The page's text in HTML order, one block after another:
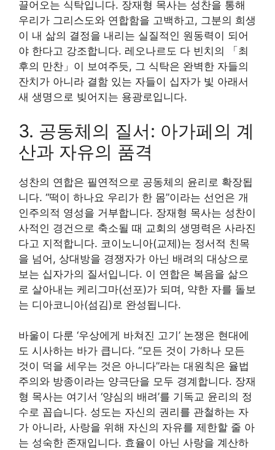
끌어오는 식탁입니다. 장재형 목사는 성찬을 통해
우리가 그리스도와 연합함을 고백하고, 그분의 희생
이 내 삶의 결정을 내리는 실질적인 원동력이 되어
야 한다고 강조합니다. 레오나르도 다 빈치의 「최
후의 만찬」이 보여주듯, 그 식탁은 완벽한 자들의
잔치가 아니라 결함 있는 자들이 십자가 빛 아래서
새 생명으로 빚어지는 용광로입니다.
3. 공동체의 질서: 아가페의 계
산과 자유의 품격
성찬의 연합은 필연적으로 공동체의 윤리로 확장됩
니다. “떡이 하나요 우리가 한 몸”이라는 선언은 개
인주의적 영성을 거부합니다. 장재형 목사는 성찬이
사적인 경건으로 축소될 때 교회의 생명력은 사라진
다고 지적합니다. 코이노니아(교제)는 정서적 친목
을 넘어, 상대방을 경쟁자가 아닌 배려의 대상으로
보는 십자가의 질서입니다. 이 연합은 복음을 삶으
로 살아내는 케리그마(선포)가 되며, 약한 자를 돌보
는 디아코니아(섬김)로 완성됩니다.
바울이 다룬 ‘우상에게 바쳐진 고기’ 논쟁은 현대에
도 시사하는 바가 큽니다. “모든 것이 가하나 모든
것이 덕을 세우는 것은 아니다”라는 대원칙은 율법
주의와 방종이라는 양극단을 모두 경계합니다. 장재
형 목사는 여기서 ‘양심의 배려’를 기독교 윤리의 정
수로 꼽습니다. 성도는 자신의 권리를 관철하는 자
가 아니라, 사랑을 위해 자신의 자유를 제한할 줄 아
는 성숙한 존재입니다. 효율이 아닌 사랑을 계산하